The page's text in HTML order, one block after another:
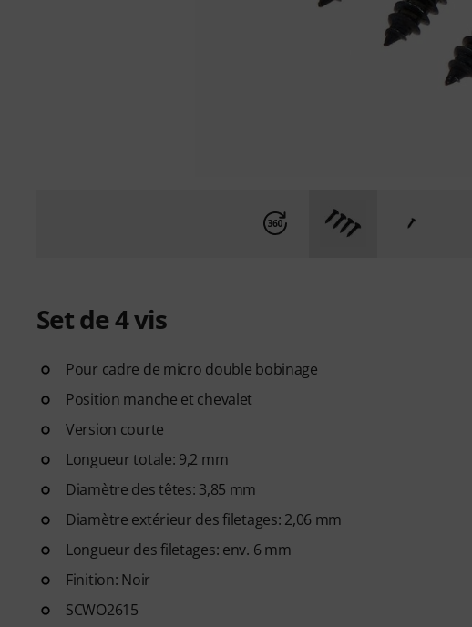
Set de 4 vis
Pour cadre de micro double bobinage
Position manche et chevalet
Version courte
Longueur totale: 9,2 mm
Diamètre des têtes: 3,85 mm
Diamètre extérieur des filetages: 2,06 mm
Longueur des filetages: env. 6 mm
Finition: Noir
SCWO2615